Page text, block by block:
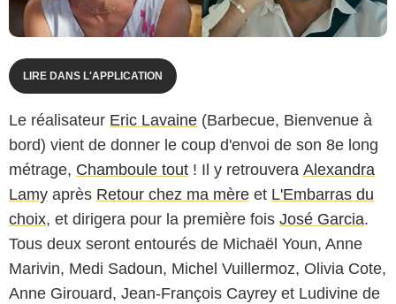
LIRE DANS L'APPLICATION
Le réalisateur Eric Lavaine (Barbecue, Bienvenue à
bord) vient de donner le coup d'envoi de son 8e long
métrage, Chamboule tout ! Il y retrouvera Alexandra
Lamy après Retour chez ma mère et L'Embarras du
choix, et dirigera pour la première fois José Garcia.
Tous deux seront entourés de Michaël Youn, Anne
Marivin, Medi Sadoun, Michel Vuillermoz, Olivia Cote,
Anne Girouard, Jean-François Cayrey et Ludivine de